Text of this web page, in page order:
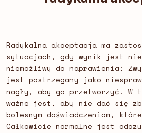
Radykalna akceptacja ma
sytuacjach, gdy wynik jest
niemożliwy do naprawienia;
jest postrzegany jako
nagły, aby go przetworzyć. W
ważne jest, aby nie dać się
bolesnym doświadczeniom,
Całkowicie normalne jest